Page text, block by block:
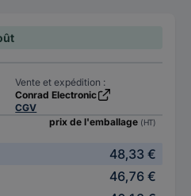
Vente et expédition :
Conrad Electronic
CGV
prix de l'emballage (HT)
48,33 €
46,76 €